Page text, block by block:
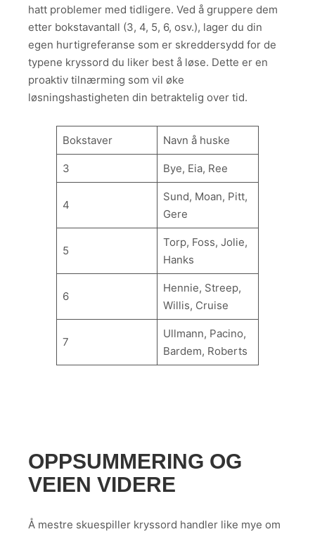
hatt problemer med tidligere. Ved å gruppere dem
etter bokstavantall (3, 4, 5, 6, osv.), lager du din
egen hurtigreferanse som er skreddersydd for de
typene kryssord du liker best å løse. Dette er en
proaktiv tilnærming som vil øke
løsningshastigheten din betraktelig over tid.
Bokstaver Navn å huske
3 Bye, Eia, Ree
4
Sund, Moan, Pitt,
Gere
5
Torp, Foss, Jolie,
Hanks
6
Hennie, Streep,
Willis, Cruise
7
Ullmann, Pacino,
Bardem, Roberts
OPPSUMMERING OG
VEIEN VIDERE
Å mestre skuespiller kryssord handler like mye om